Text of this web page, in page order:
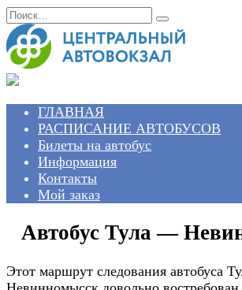
Перейти
к
содержанию
Search
for:
ГЛАВНАЯ
РАСПИСАНИЕ АВТОБУСОВ
Билеты на автобус
Информация
Контакты
Мой заказ
Автобус Тула —
Этот маршрут следования автобуса